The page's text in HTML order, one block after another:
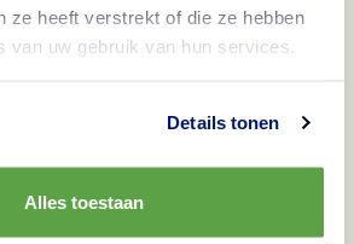
ze heeft verstrekt of die ze hebben
van uw gebruik van hun services.
Details tonen
Alles toestaan
een proefpakket aan!